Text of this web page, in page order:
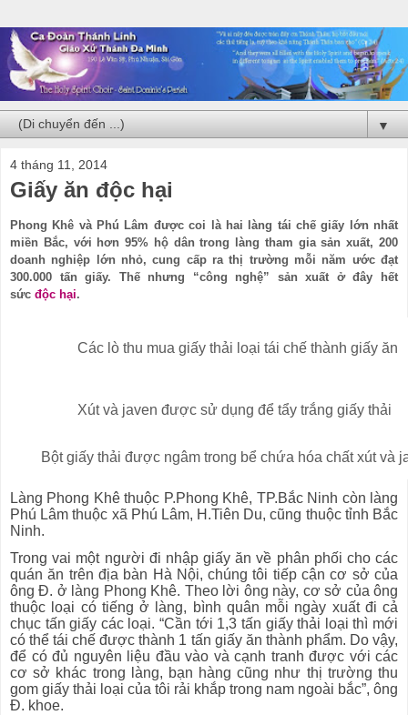
▼
4 tháng 11, 2014
Giấy ăn độc hại
Phong Khê và Phú Lâm được coi là hai làng tái chế giấy lớn nhất
miền Bắc, với hơn 95% hộ dân trong làng tham gia sản xuất, 200
doanh nghiệp lớn nhỏ, cung cấp ra thị trường mỗi năm ước đạt
300.000 tấn giấy. Thế nhưng “công nghệ” sản xuất ở đây hết
sức độc hại.
Các lò thu mua giấy thải loại tái chế thành giấy ăn
Xút và javen được sử dụng để tẩy trắng giấy thải
Bột giấy thải được ngâm trong bể chứa hóa chất xút và
Làng Phong Khê thuộc P.Phong Khê, TP.Bắc Ninh còn làng
Phú Lâm thuộc xã Phú Lâm, H.Tiên Du, cũng thuộc tỉnh Bắc
Ninh.
Trong vai một người đi nhập giấy ăn về phân phối cho các
quán ăn trên địa bàn Hà Nội, chúng tôi tiếp cận cơ sở của
ông Đ. ở làng Phong Khê. Theo lời ông này, cơ sở của ông
thuộc loại có tiếng ở làng, bình quân mỗi ngày xuất đi cả
chục tấn giấy các loại. “Cần tới 1,3 tấn giấy thải loại thì mới
có thể tái chế được thành 1 tấn giấy ăn thành phẩm. Do vậy,
để có đủ nguyên liệu đầu vào và cạnh tranh được với các
cơ sở khác trong làng, bạn hàng cũng như thị trường thu
gom giấy thải loại của tôi rải khắp trong nam ngoài bắc”, ông
Đ. khoe.